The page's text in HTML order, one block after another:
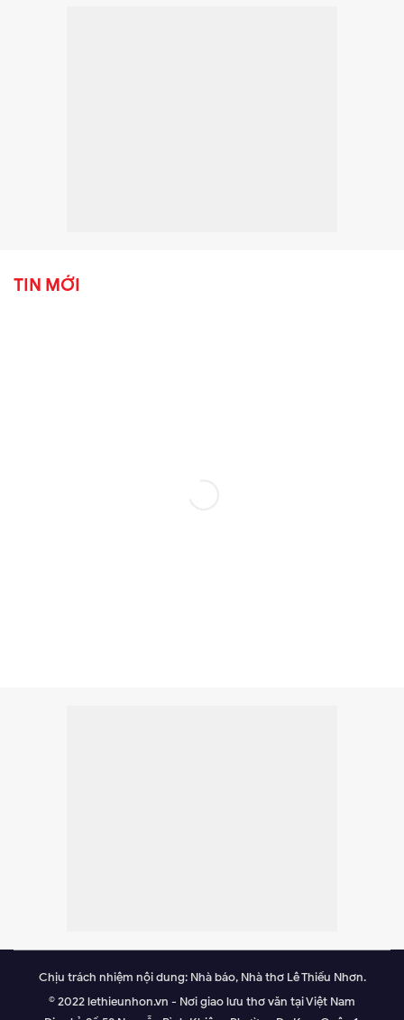
TIN MỚI
Chịu trách nhiệm nội dung: Nhà báo, Nhà thơ Lê Thiếu Nhơn.
© 2022 lethieunhon.vn - Nơi giao lưu thơ văn tại Việt Nam